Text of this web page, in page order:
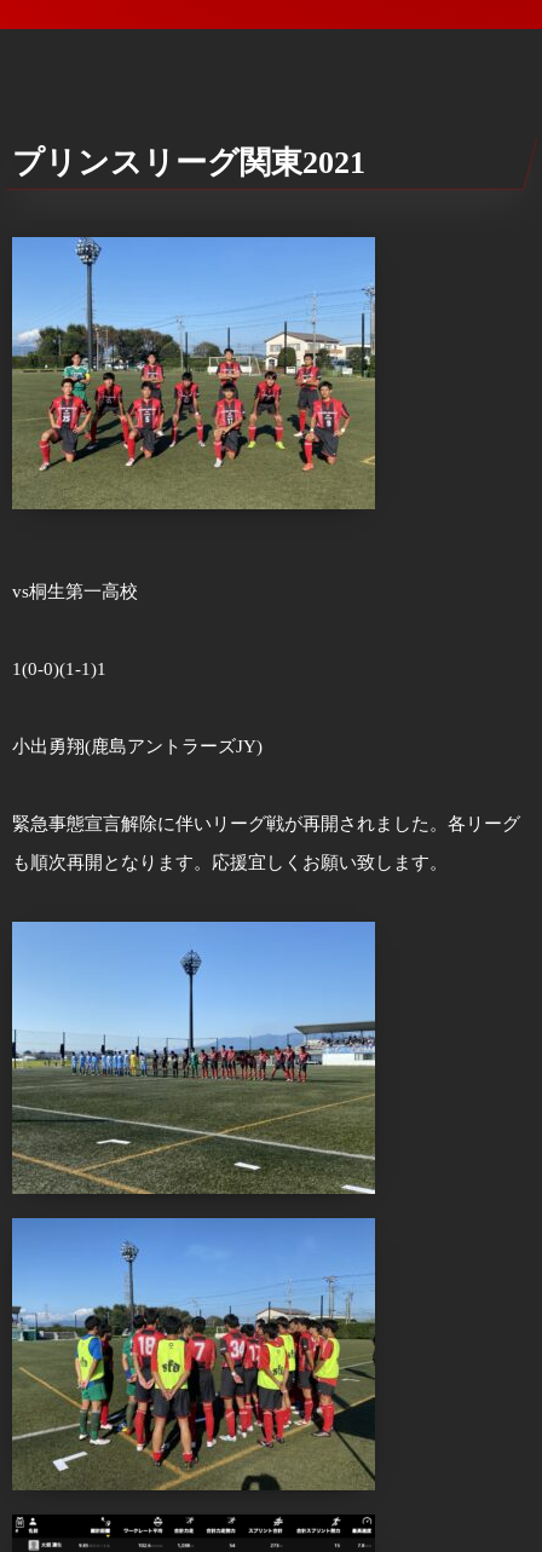
プリンスリーグ関東2021
vs桐生第一高校
1(0-0)(1-1)1
小出勇翔(鹿島アントラーズJY)
緊急事態宣言解除に伴いリーグ戦が再開されました。各リーグ
も順次再開となります。応援宜しくお願い致します。